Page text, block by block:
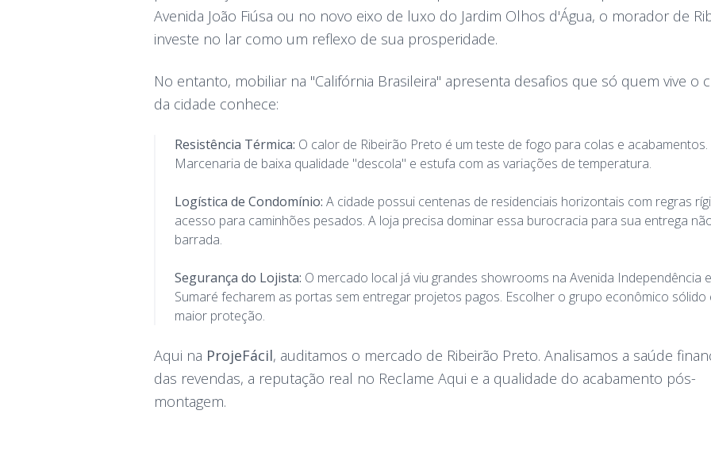
Avenida João Fiúsa ou no novo eixo de luxo do Jardim Olhos d'Água, o morador de
investe no lar como um reflexo de sua prosperidade.
No entanto, mobiliar na "Califórnia Brasileira" apresenta desafios que só quem vive o
da cidade conhece:
Resistência Térmica: O calor de Ribeirão Preto é um teste de fogo para colas e acabamentos.
Marcenaria de baixa qualidade "descola" e estufa com as variações de temperatura.
Logística de Condomínio: A cidade possui centenas de residenciais horizontais com regras
acesso para caminhões pesados. A loja precisa dominar essa burocracia para sua entrega
barrada.
Segurança do Lojista: O mercado local já viu grandes showrooms na Avenida Independência
Sumaré fecharem as portas sem entregar projetos pagos. Escolher o grupo econômico sólido
maior proteção.
Aqui na ProjeFácil, auditamos o mercado de Ribeirão Preto. Analisamos a saúde
das revendas, a reputação real no Reclame Aqui e a qualidade do acabamento pós-
montagem.